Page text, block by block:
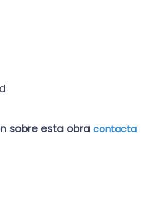
sobre esta obracontacta